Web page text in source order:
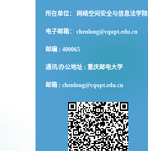
所在单位： 网络空间安全与信息法学院
电子邮箱： chenlong@cqupt.edu.cn
邮编 : 400065
通讯/办公地址 : 重庆邮电大学
邮箱 : chenlong@cqupt.edu.cn